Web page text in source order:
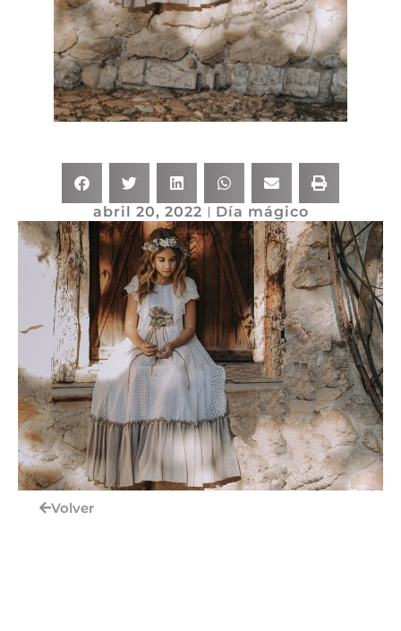
Volver
abril 20, 2022 Día mágico